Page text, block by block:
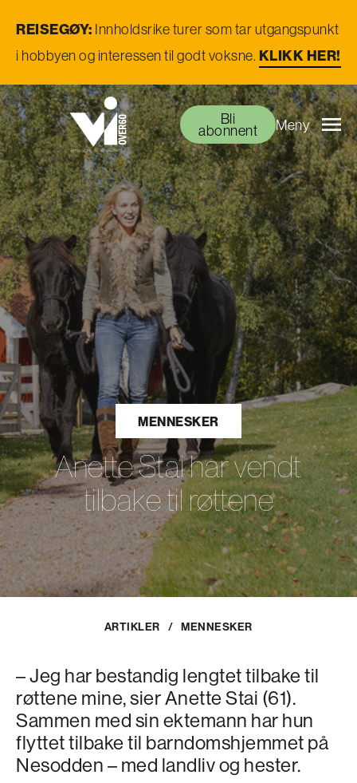
REISEGØY: Innholdsrike turer som tar utgangspunkt
i hobbyen og interessen til godt voksne.KLIKK HER!
Bli
abonnent Meny
MENNESKER
Anette Stai har vendt
tilbake til røttene
ARTIKLER / MENNESKER
– Jeg har bestandig lengtet tilbake til
røttene mine, sier Anette Stai (61).
Sammen med sin ektemann har hun
flyttet tilbake til barndomshjemmet på
Nesodden – med landliv og hester.